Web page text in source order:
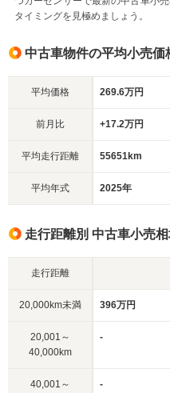
タイミングを見極めましょう。
中古車物件の平均小売
平均価格 269.6万円
前月比 +17.2万円
平均走行距離 55651km
平均年式 2025年
走行距離別 中古車小売
走行距離
20,000km未満 396万円
20,001～
40,000km
-
40,001～
-